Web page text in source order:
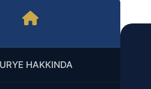
HAKKINDA